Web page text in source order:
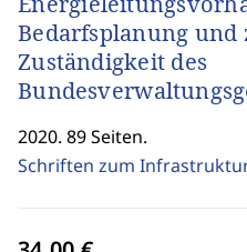
Bedarfsplanung
Zuständigkeit des
2020. 89 Seiten.
Schriften zum